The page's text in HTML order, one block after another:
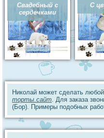
Свадебный с
сердечками
С
Николай может сделать
торты.сайт. Для заказа
(Бор). Примеры подобных